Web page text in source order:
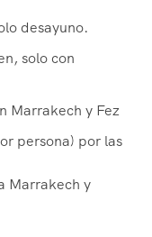
desayuno.
solo con
Marrakech y Fez
persona) por las
Marrakech y